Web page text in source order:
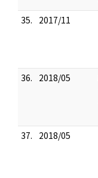
35.
2017/11
36.
2018/05
37.
2018/05